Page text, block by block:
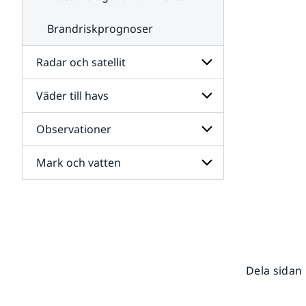
Brandriskprognoser
Radar och satellit
Undersidor
för
Radar
och
satellit
Väder till havs
Undersidor
för
Väder
till
havs
Observationer
Undersidor
för
Mark och vatten
Dela sidan